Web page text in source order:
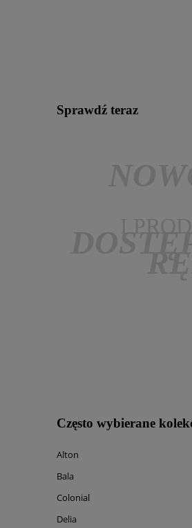
Sprawdź teraz
Często wybierane
Alton
Bala
Colonial
Delia